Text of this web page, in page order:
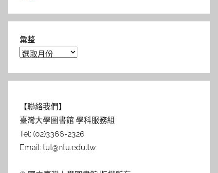
彙整
【聯絡我們】
臺灣大學圖書館 學科服務組
Tel: (02)3366-2326
Email: tul@ntu.edu.tw